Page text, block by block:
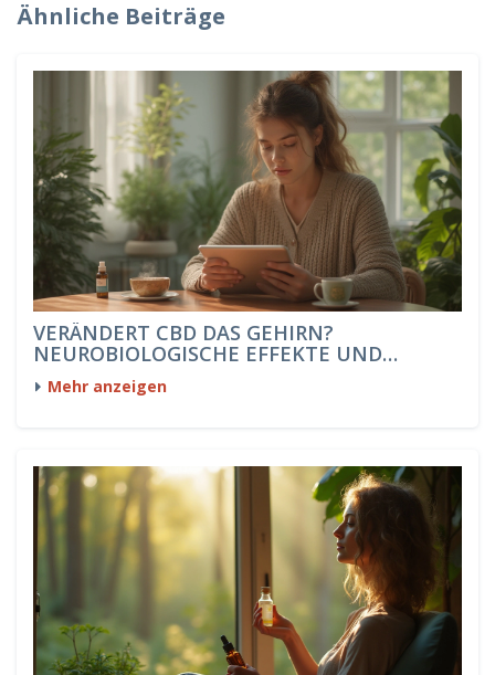
Ähnliche Beiträge
VERÄNDERT CBD DAS GEHIRN?
NEUROBIOLOGISCHE EFFEKTE UND
ERFAHRUNGEN
Mehr anzeigen